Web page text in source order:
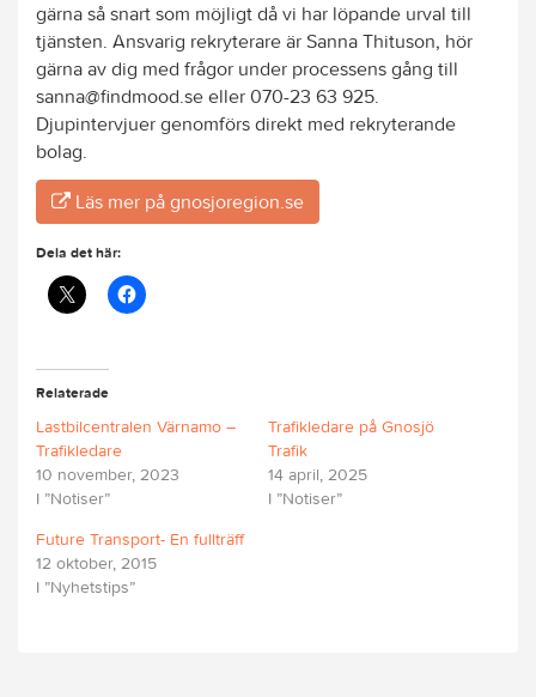
gärna så snart som möjligt då vi har löpande urval till
tjänsten. Ansvarig rekryterare är Sanna Thituson, hör
gärna av dig med frågor under processens gång till
sanna@findmood.se eller 070-23 63 925.
Djupintervjuer genomförs direkt med rekryterande
bolag.
Läs mer på gnosjoregion.se
Dela det här:
Relaterade
Lastbilcentralen Värnamo –
Trafikledare
10 november, 2023
I ”Notiser”
Trafikledare på Gnosjö
Trafik
14 april, 2025
I ”Notiser”
Future Transport- En fullträff
12 oktober, 2015
I ”Nyhetstips”